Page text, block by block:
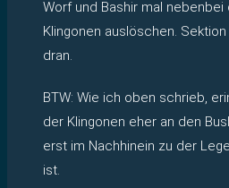
Worf und Bashir mal
Klingonen auslöschen.
dran.
BTW: Wie ich oben schrieb,
der Klingonen eher an den
erst im Nachhinein zu der
ist.